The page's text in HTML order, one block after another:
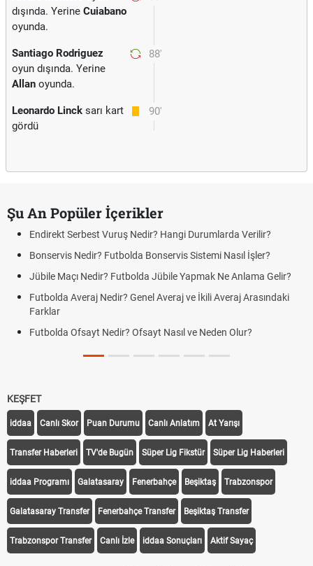
dışında. Yerine Cuiabano
oyunda.
88'
Santiago Rodriguez
oyun dışında. Yerine
Allan oyunda.
90'
Leonardo Linck sarı kart
gördü
Şu An Popüler İçerikler
Endirekt Serbest Vuruş Nedir? Hangi Durumlarda Verilir?
Bonservis Nedir? Futbolda Bonservis Sistemi Nasıl İşler?
Jübile Maçı Nedir? Futbolda Jübile Yapmak Ne Anlama Gelir?
Futbolda Averaj Nedir? Genel Averaj ve İkili Averaj Arasındaki
Farklar
Futbolda Ofsayt Nedir? Ofsayt Nasıl ve Neden Olur?
KEŞFET
iddaa Canlı Skor Puan Durumu Canlı Anlatım At Yarışı
Transfer Haberleri TV'de Bugün Süper Lig Fikstür Süper Lig Haberleri
iddaa Programı Galatasaray Fenerbahçe Beşiktaş Trabzonspor
Galatasaray Transfer Fenerbahçe Transfer Beşiktaş Transfer